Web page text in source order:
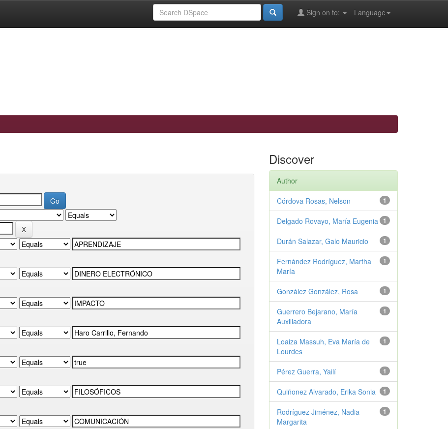
Language
Sign on to:
Discover
Author
1
Córdova Rosas, Nelson
1
Delgado Rovayo, María Eugenia
1
Durán Salazar, Galo Mauricio
1
Fernández Rodríguez, Martha
María
1
González González, Rosa
1
Guerrero Bejarano, María
Auxiliadora
1
Loaiza Massuh, Eva María de
Lourdes
1
Pérez Guerra, Yailí
1
Quiñonez Alvarado, Erika Sonia
1
Rodríguez Jiménez, Nadia
Margarita